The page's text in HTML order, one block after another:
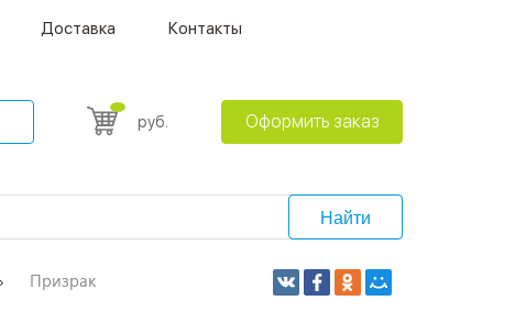
Доставка Контакты
руб. Оформить заказ
Найти
Призрак